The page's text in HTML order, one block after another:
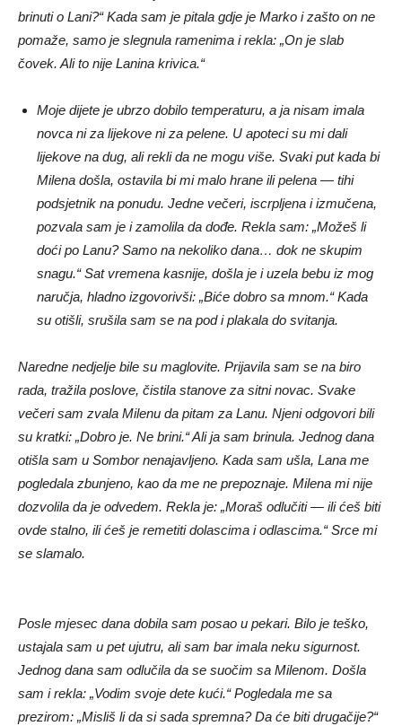
brinuti o Lani?“ Kada sam je pitala gdje je Marko i zašto on ne
pomaže, samo je slegnula ramenima i rekla: „On je slab
čovek. Ali to nije Lanina krivica.“
Moje dijete je ubrzo dobilo temperaturu, a ja nisam imala
novca ni za lijekove ni za pelene. U apoteci su mi dali
lijekove na dug, ali rekli da ne mogu više. Svaki put kada bi
Milena došla, ostavila bi mi malo hrane ili pelena — tihi
podsjetnik na ponudu. Jedne večeri, iscrpljena i izmučena,
pozvala sam je i zamolila da dođe. Rekla sam: „Možeš li
doći po Lanu? Samo na nekoliko dana… dok ne skupim
snagu.“ Sat vremena kasnije, došla je i uzela bebu iz mog
naručja, hladno izgovorivši: „Biće dobro sa mnom.“ Kada
su otišli, srušila sam se na pod i plakala do svitanja.
Naredne nedjelje bile su maglovite. Prijavila sam se na biro
rada, tražila poslove, čistila stanove za sitni novac. Svake
večeri sam zvala Milenu da pitam za Lanu. Njeni odgovori bili
su kratki: „Dobro je. Ne brini.“ Ali ja sam brinula. Jednog dana
otišla sam u Sombor nenajavljeno. Kada sam ušla, Lana me
pogledala zbunjeno, kao da me ne prepoznaje. Milena mi nije
dozvolila da je odvedem. Rekla je: „Moraš odlučiti — ili ćeš biti
ovde stalno, ili ćeš je remetiti dolascima i odlascima.“ Srce mi
se slamalo.
Posle mjesec dana dobila sam posao u pekari. Bilo je teško,
ustajala sam u pet ujutru, ali sam bar imala neku sigurnost.
Jednog dana sam odlučila da se suočim sa Milenom. Došla
sam i rekla: „Vodim svoje dete kući.“ Pogledala me sa
prezirom: „Misliš li da si sada spremna? Da će biti drugačije?“